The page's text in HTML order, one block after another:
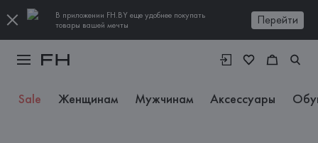
В приложении FH.BY еще удобнее покупать
товары вашей мечты
Перейти
Sale Женщинам Мужчинам Аксессуары